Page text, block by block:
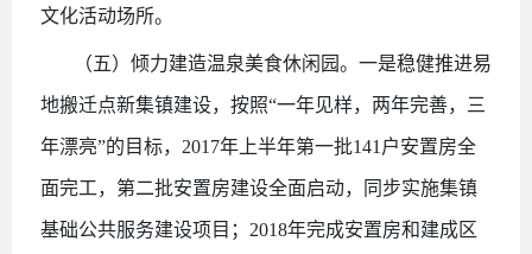
文化活动场所。
（五）倾力建造温泉美食休闲园。一是稳健推进易
地搬迁点新集镇建设，按照“一年见样，两年完善，三
年漂亮”的目标，2017年上半年第一批141户安置房全
面完工，第二批安置房建设全面启动，同步实施集镇
基础公共服务建设项目；2018年完成安置房和建成区